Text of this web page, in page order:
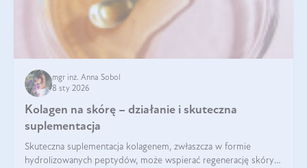
mgr inż. Anna Sobol
8 sty 2026
Kolagen na skórę – działanie i skuteczna
suplementacja
Skuteczna suplementacja kolagenem, zwłaszcza w formie
hydrolizowanych peptydów, może wspierać regenerację skóry i